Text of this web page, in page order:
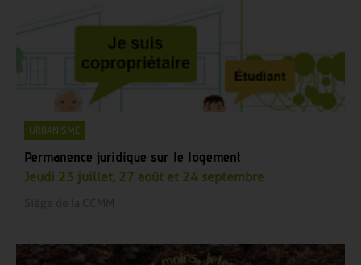
URBANISME
Permanence juridique sur le logement
Jeudi 23 juillet, 27 août et 24 septembre